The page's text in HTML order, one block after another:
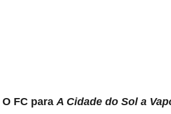
O FC paraA Cidade do Sol a